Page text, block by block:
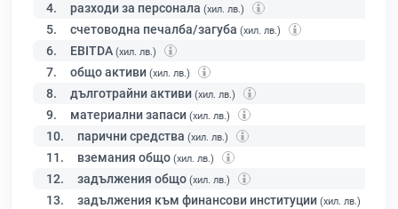
4. разходи за персонала (хил. лв.)
5. счетоводна печалба/загуба (хил. лв.)
6. EBITDA (хил. лв.)
7. общо активи (хил. лв.)
8. дълготрайни активи (хил. лв.)
9. материални запаси (хил. лв.)
10. парични средства (хил. лв.)
11. вземания общо (хил. лв.)
12. задължения общо (хил. лв.)
13. задължения към финансови институции (хил. лв.)